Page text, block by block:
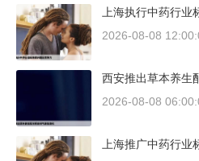
上海执行中药行业
2026-08-08
西安推出草本养生
2026-08-08
上海推广中药行业